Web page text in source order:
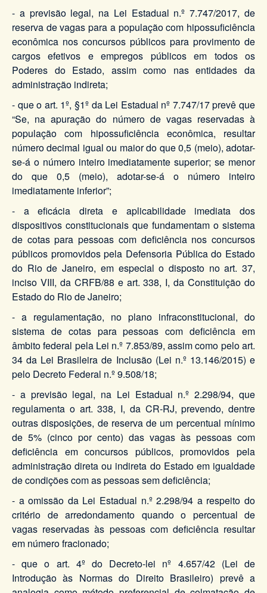
- a previsão legal, na Lei Estadual n.º 7.747/2017, de
reserva de vagas para a população com hipossuficiência
econômica nos concursos públicos para provimento de
cargos efetivos e empregos públicos em todos os
Poderes do Estado, assim como nas entidades da
administração indireta;
- que o art. 1º, §1º da Lei Estadual nº 7.747/17 prevê que
“Se, na apuração do número de vagas reservadas à
população com hipossuficiência econômica, resultar
número decimal igual ou maior do que 0,5 (meio), adotar-
se-á o número inteiro imediatamente superior; se menor
do que 0,5 (meio), adotar-se-á o número inteiro
imediatamente inferior”;
- a eficácia direta e aplicabilidade imediata dos
dispositivos constitucionais que fundamentam o sistema
de cotas para pessoas com deficiência nos concursos
públicos promovidos pela Defensoria Pública do Estado
do Rio de Janeiro, em especial o disposto no art. 37,
inciso VIII, da CRFB/88 e art. 338, I, da Constituição do
Estado do Rio de Janeiro;
- a regulamentação, no plano infraconstitucional, do
sistema de cotas para pessoas com deficiência em
âmbito federal pela Lei n.º 7.853/89, assim como pelo art.
34 da Lei Brasileira de Inclusão (Lei n.º 13.146/2015) e
pelo Decreto Federal n.º 9.508/18;
- a previsão legal, na Lei Estadual n.º 2.298/94, que
regulamenta o art. 338, I, da CR-RJ, prevendo, dentre
outras disposições, de reserva de um percentual mínimo
de 5% (cinco por cento) das vagas às pessoas com
deficiência em concursos públicos, promovidos pela
administração direta ou indireta do Estado em igualdade
de condições com as pessoas sem deficiência;
- a omissão da Lei Estadual n.º 2.298/94 a respeito do
critério de arredondamento quando o percentual de
vagas reservadas às pessoas com deficiência resultar
em número fracionado;
- que o art. 4º do Decreto-lei nº 4.657/42 (Lei de
Introdução às Normas do Direito Brasileiro) prevê a